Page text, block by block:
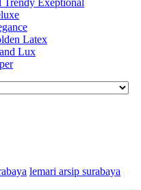
Latex
Lux
lemari arsip surabaya